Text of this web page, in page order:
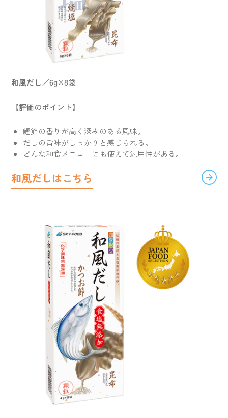
和風だし／6g×8袋
【評価のポイント】
鰹節の香りが高く深みのある風味。
だしの旨味がしっかりと感じられる。
どんな和食メニューにも使えて汎用性がある。
和風だしはこちら